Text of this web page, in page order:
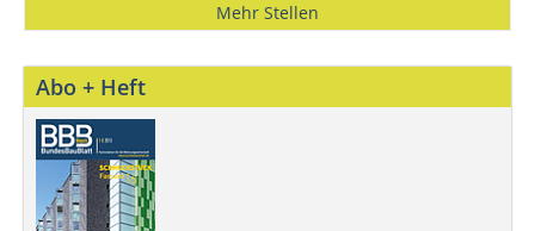
Mehr Stellen
Abo + Heft